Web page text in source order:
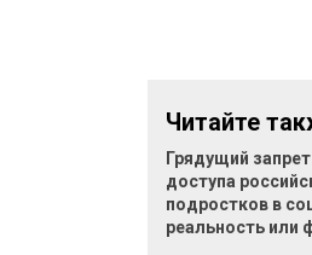
Читайте
Грядущий запрет
доступа
подростков в
реальность или